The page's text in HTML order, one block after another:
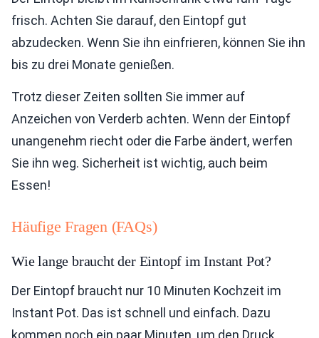
frisch. Achten Sie darauf, den Eintopf gut
abzudecken. Wenn Sie ihn einfrieren, können Sie ihn
bis zu drei Monate genießen.
Trotz dieser Zeiten sollten Sie immer auf
Anzeichen von Verderb achten. Wenn der Eintopf
unangenehm riecht oder die Farbe ändert, werfen
Sie ihn weg. Sicherheit ist wichtig, auch beim
Essen!
Häufige Fragen (FAQs)
Wie lange braucht der Eintopf im Instant Pot?
Der Eintopf braucht nur 10 Minuten Kochzeit im
Instant Pot. Das ist schnell und einfach. Dazu
kommen noch ein paar Minuten, um den Druck